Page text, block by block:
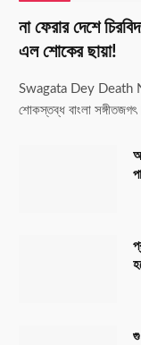
না ফেরার দেশে
এল শোকের ছায়া!
Swagata Dey Death
শোকস্তব্ধ বাংলা